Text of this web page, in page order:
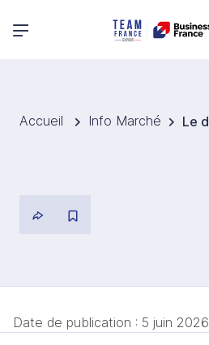
Menu principal
Accueil Info Marché
Date de publication : 5 juin 2026